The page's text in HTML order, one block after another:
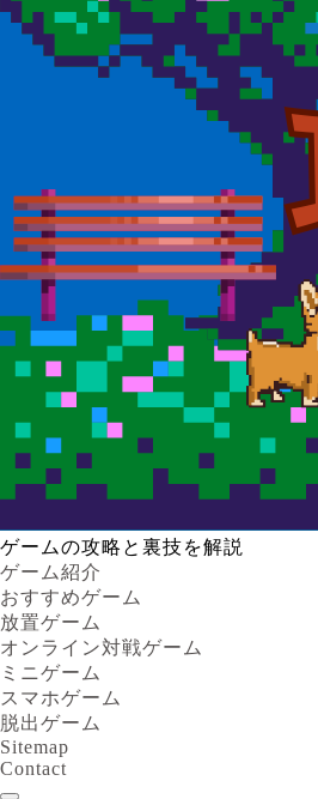
ゲームの攻略と裏技を解説
ゲーム紹介
おすすめゲーム
放置ゲーム
オンライン対戦ゲーム
ミニゲーム
スマホゲーム
脱出ゲーム
Sitemap
Contact